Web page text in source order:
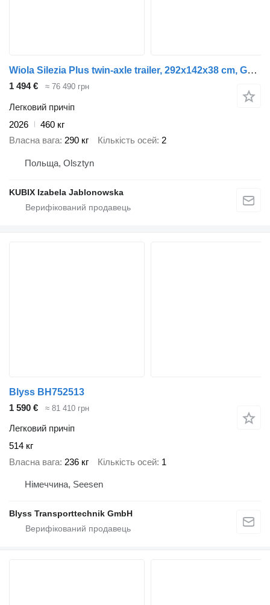
Wiola Silezia Plus twin-axle trailer, 292x142x38 cm, GVW 750 kg
1 494 € ≈ 76 490 грн
Легковий причіп
2026
460 кг
Власна вага 290 кг Кількість осей 2
Польща, Olsztyn
KUBIX Izabela Jablonowska
Blyss BH752513
1 590 €
≈ 81 410 грн
Легковий причіп
514 кг
Власна вага 236 кг Кількість осей 1
Німеччина, Seesen
Blyss Transporttechnik GmbH